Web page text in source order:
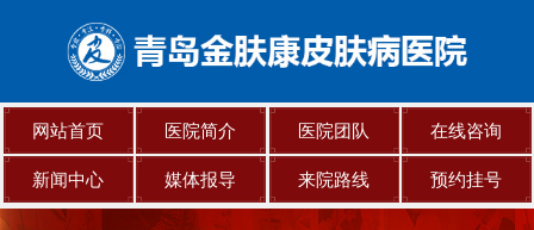
网站首页 医院简介 医院团队 在线咨询
新闻中心 媒体报导 来院路线 预约挂号